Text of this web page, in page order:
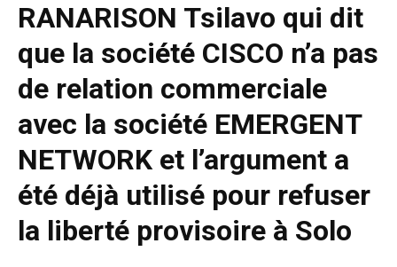
RANARISON Tsilavo qui dit
que la société CISCO n’a pas
de relation commerciale
avec la société EMERGENT
NETWORK et l’argument a
été déjà utilisé pour refuser
la liberté provisoire à Solo